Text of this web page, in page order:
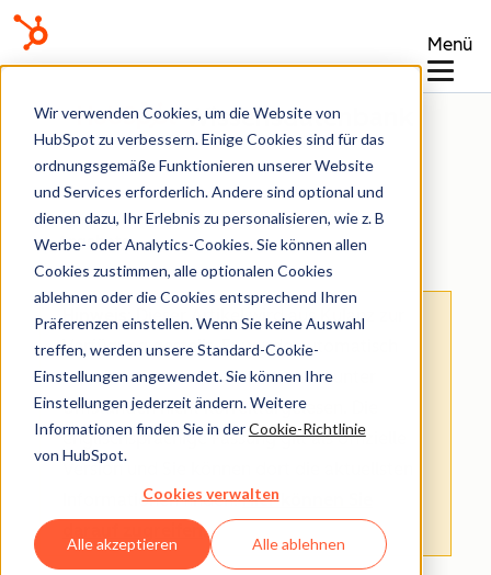
Wir verwenden Cookies, um die Website von
HubSpot zu verbessern. Einige Cookies sind für das
ordnungsgemäße Funktionieren unserer Website
und Services erforderlich. Andere sind optional und
dienen dazu, Ihr Erlebnis zu personalisieren, wie z. B
Werbe- oder Analytics-Cookies. Sie können allen
Cookies zustimmen, alle optionalen Cookies
ablehnen oder die Cookies entsprechend Ihren
Präferenzen einstellen. Wenn Sie keine Auswahl
treffen, werden unsere Standard-Cookie-
Einstellungen angewendet. Sie können Ihre
Einstellungen jederzeit ändern. Weitere
Informationen finden Sie in derCookie-Richtlinie
von HubSpot.
Cookies verwalten
Alle akzeptieren Alle ablehnen
Menü
Wissensdatenbank
Angebote
: Dieser Artikel wird aus Kulanz zur
Verfügung gestellt.Er wurde automatisch
mit einer Software übersetzt und unter
Umständen nicht korrekturgelesen. Die
englischsprachige Fassung gilt als offizielle
Version und Sie können dort die aktuellsten
Informationen finden.Hier können Sie
darauf zugreifen.